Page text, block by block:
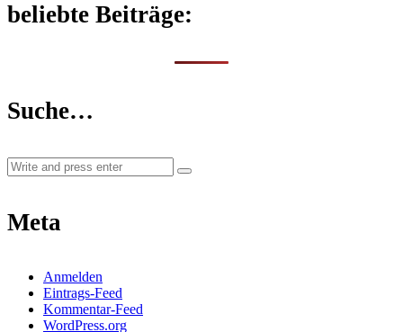
beliebte Beiträge:
Suche…
Meta
Anmelden
Eintrags-Feed
Kommentar-Feed
WordPress.org